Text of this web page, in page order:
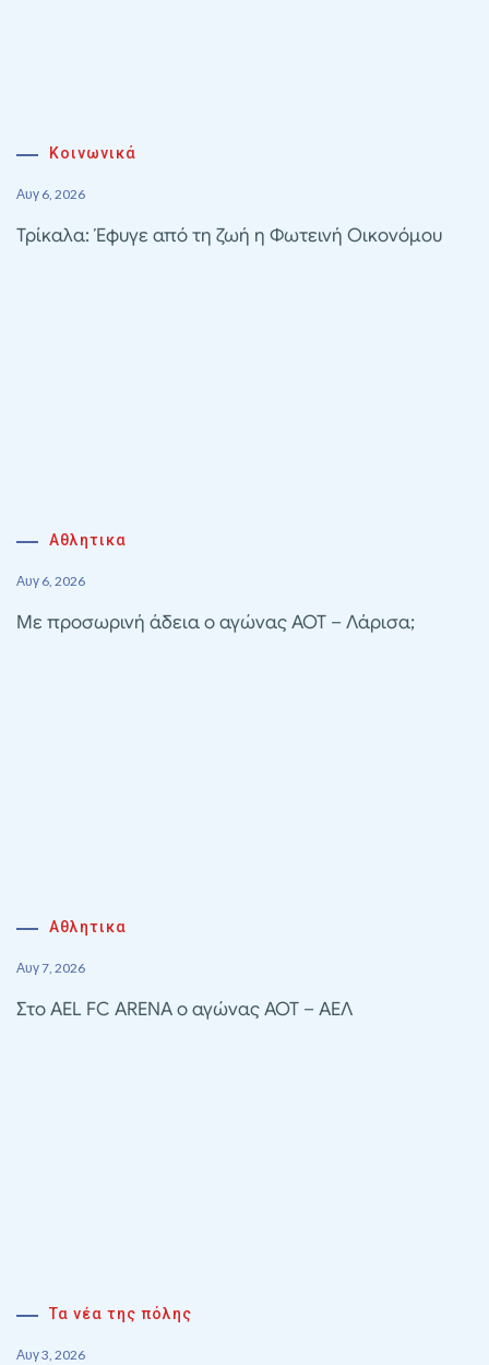
Κοινωνικά
Αυγ 6, 2026
Τρίκαλα: Έφυγε από τη ζωή η Φωτεινή Οικονόμου
Αθλητικα
Αυγ 6, 2026
Με προσωρινή άδεια ο αγώνας ΑΟΤ – Λάρισα;
Αθλητικα
Αυγ 7, 2026
Στο AEL FC ARENA ο αγώνας ΑΟΤ – ΑΕΛ
Τα νέα της πόλης
Αυγ 3, 2026